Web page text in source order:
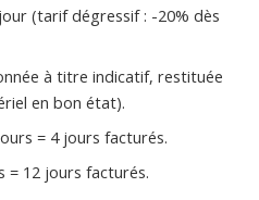
(tarif dégressif : -20% dès
à titre indicatif, restituée
en bon état).
= 4 jours facturés.
= 12 jours facturés.